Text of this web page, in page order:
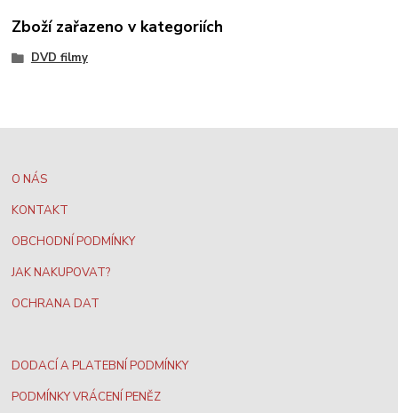
Zboží zařazeno v kategoriích
DVD filmy
O NÁS
KONTAKT
OBCHODNÍ PODMÍNKY
JAK NAKUPOVAT?
OCHRANA DAT
DODACÍ A PLATEBNÍ PODMÍNKY
PODMÍNKY VRÁCENÍ PENĚZ